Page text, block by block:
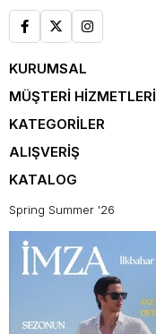
KURUMSAL
MÜŞTERİ HİZMETLERİ
KATEGORİLER
ALIŞVERİŞ
KATALOG
Spring Summer '26